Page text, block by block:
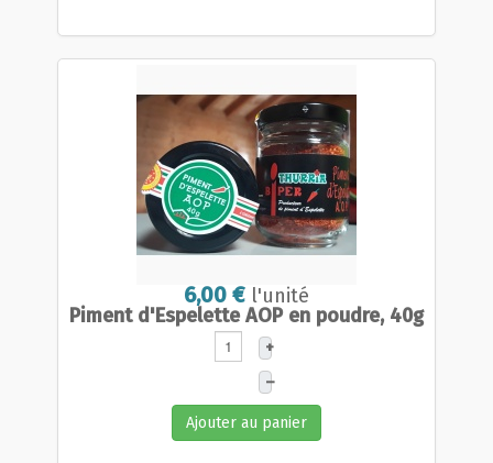
6,00 € l'unité
Piment d'Espelette AOP en poudre, 40g
+
–
Ajouter au panier